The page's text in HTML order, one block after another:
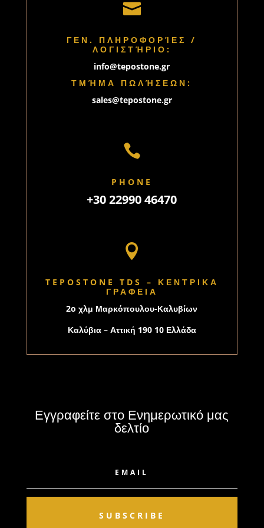

ΓΕΝ. ΠΛΗΡΟΦΟΡΊΕΣ /
ΛΟΓΙΣΤΉΡΙΟ:
info@tepostone.gr
ΤΜΉΜΑ ΠΩΛΉΣΕΩΝ:
sales@tepostone.gr

PHONE
+30 22990 46470

TEPOSTONE TDS – ΚΕΝΤΡΙΚΑ
ΓΡΑΦΕΙΑ
2o χλμ Μαρκόπουλου-Καλυβίων
Καλύβια – Αττική 190 10 Ελλάδα
Εγγραφείτε στο Ενημερωτικό μας
δελτίο
SUBSCRIBE